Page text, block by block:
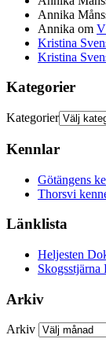
Annika
Annika om
Kristina
Kristina
Kategorier
Kategorier
Kennlar
Götängens
Thorsvi
Länklista
Heljesten
Skogsstjärna
Arkiv
Arkiv